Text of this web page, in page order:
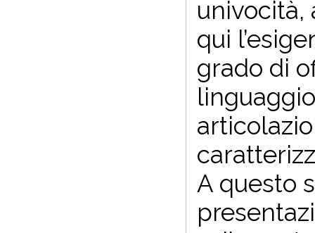
univocità,
qui
grado di
A questo